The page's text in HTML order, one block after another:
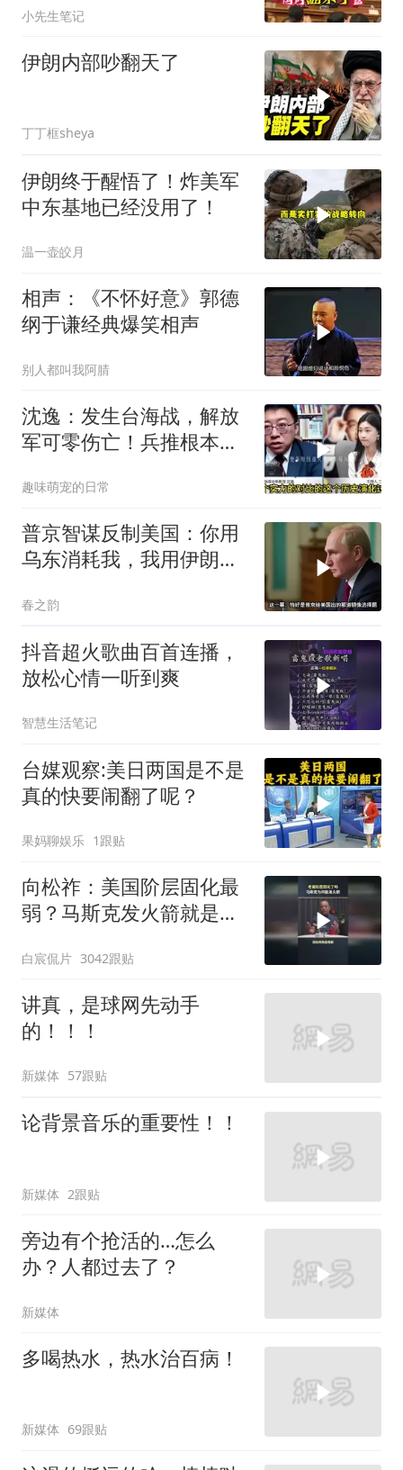
小先生笔记
伊朗内部吵翻天了
丁丁框sheya
伊朗终于醒悟了！炸美军
中东基地已经没用了！
温一壶皎月
相声：《不怀好意》郭德
纲于谦经典爆笑相声
别人都叫我阿腈
沈逸：发生台海战，解放
军可零伤亡！兵推根本没
趣味萌宠的日常
普京智谋反制美国：你用
乌东消耗我，我用伊朗消
春之韵
抖音超火歌曲百首连播，
放松心情一听到爽
智慧生活笔记
台媒观察:美日两国是不是
真的快要闹翻了呢？
果妈聊娱乐 1跟贴
向松祚：美国阶层固化最
弱？马斯克发火箭就是答
白宸侃片 3042跟贴
讲真，是球网先动手
的！！！
新媒体 57跟贴
论背景音乐的重要性！！
新媒体 2跟贴
旁边有个抢活的…怎么
办？人都过去了？
新媒体
多喝热水，热水治百病！
新媒体 69跟贴